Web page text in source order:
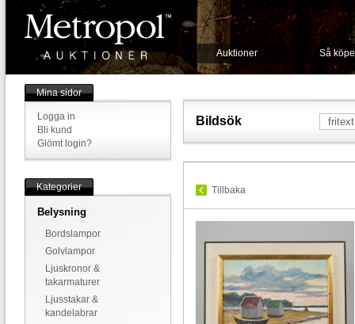
Auktioner Så
Mina sidor
Logga in
Bli kund
Glömt login?
Kategorier
Belysning
Bordslampor
Golvlampor
Ljuskronor &
takarmaturer
Ljusstakar &
kandelabrar
Bildsök
Tillbaka